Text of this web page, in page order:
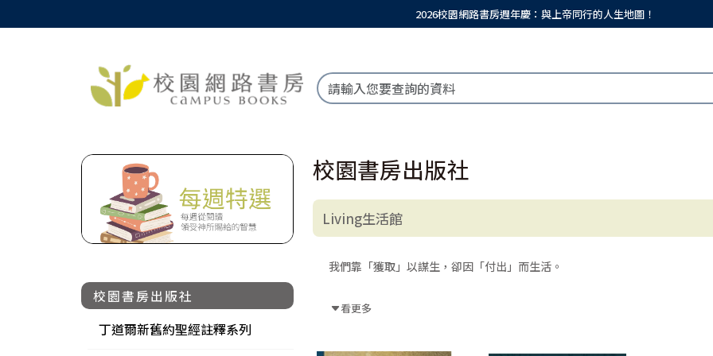
2026校園網路書房週年慶：與上帝同行的人生地圖！
校園書房出版社
丁道爾新舊約聖經註釋系列
校園書房出版社
Living生活館
我們靠「獲取」以謀生，卻因「付出」而生活。
獲取，是人的基本能力。
看更多